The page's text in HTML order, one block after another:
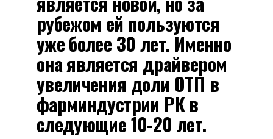
рубежом ей пользуются
уже более 30 лет. Именно
она является драйвером
увеличения доли ОТП в
фарминдустрии РК в
следующие 10-20 лет.